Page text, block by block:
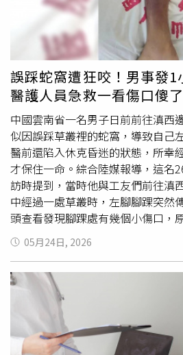
誤踩蛇窩遭狂咬！男事發
醫護人員急救一看傷口傻了
中國雲南省一名男子日前前往滇西
似因誤踩草叢裡的蛇窩，導致自己
醫前還陷入休克昏迷的狀態，所幸
才保住一命。綜合陸媒報導，這名
訪時提到，當時他與工友們前往滇
中經過一處草叢時，左腳腳踝突然
頭查看發現腳踝處有幾個小傷口，
咬，早在此前已有朋友被螞蟻咬到
想到才經過短短十幾分鐘，阿杰便
無力等症狀，而且四肢逐漸不聽使
咬傷，連忙向同伴求助。由於事出
哪一種類的毒蛇，只能先以布條簡
往醫院治療，未料蛇毒擴散速度遠
青腫脹，約一小時後便整個人陷入
偏遠，阿杰被送到醫院時已是隔
05月24日, 2026